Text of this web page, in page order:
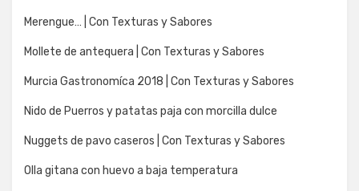
Merengue… | Con Texturas y Sabores
Mollete de antequera | Con Texturas y Sabores
Murcia Gastronomíca 2018 | Con Texturas y Sabores
Nido de Puerros y patatas paja con morcilla dulce
Nuggets de pavo caseros | Con Texturas y Sabores
Olla gitana con huevo a baja temperatura